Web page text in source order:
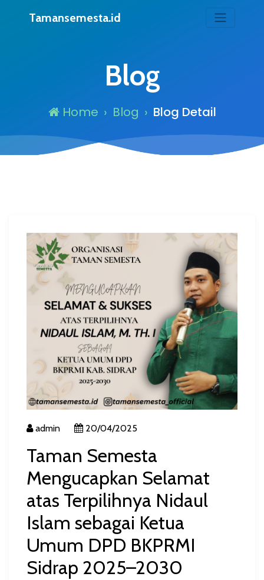
Tamansemesta.id
Blog
Home Blog Blog Detail
admin 20/04/2025
Taman Semesta
Mengucapkan Selamat
atas Terpilihnya Nidaul
Islam sebagai Ketua
Umum DPD BKPRMI
Sidrap 2025–2030